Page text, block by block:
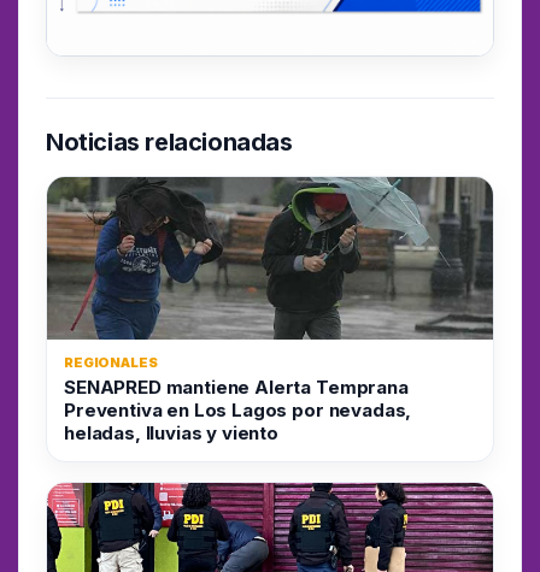
Noticias relacionadas
REGIONALES
SENAPRED mantiene Alerta Temprana
Preventiva en Los Lagos por nevadas,
heladas, lluvias y viento